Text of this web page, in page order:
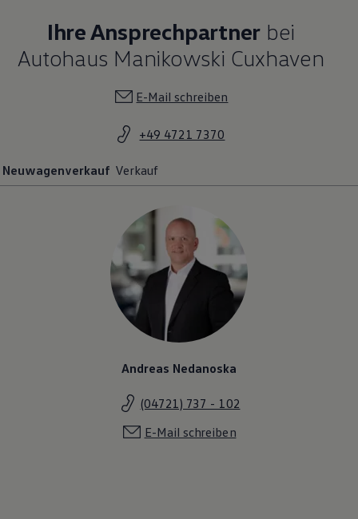
Ihre Ansprechpartner bei
Autohaus Manikowski Cuxhaven
E-Mail schreiben
+49 4721 7370
Neuwagenverkauf Verkauf
Andreas Nedanoska
(04721) 737 - 102
E-Mail schreiben